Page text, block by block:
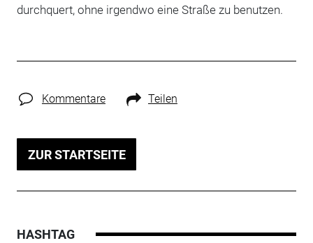
durchquert, ohne irgendwo eine Straße zu benutzen.
Kommentare Teilen
ZUR STARTSEITE
HASHTAG